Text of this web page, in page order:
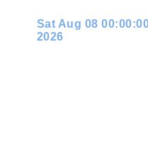
Sat Aug 08
2026